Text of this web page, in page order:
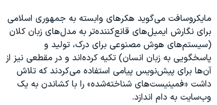
مایکروسافت می‌گوید هکرهای وابسته به جمهوری اسلامی
برای نگارش ایمیل‌های قانع‌کننده‌تر به مدل‌های زبان کلان
(سیستم‌های هوش مصنوعی برای درک، تولید و
پاسخگویی به زبان انسان) تکیه کرده‌اند و در مقطعی نیز از
آن‌ها برای پیش‌نویس پیامی استفاده می‌کردند که تلاش
داشت «فمینیست‌های شناخته‌شده» را با کشاندن به یک
وب‌سایت به دام اندازد.